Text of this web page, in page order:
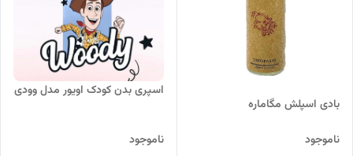
بادی اسپلش مگاماره
ناموجود
اسپری بدن کودک اویور مدل وودی
ناموجود